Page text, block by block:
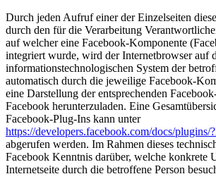
Durch jeden Aufruf einer der Einzelseiten
durch den für die Verarbeitung
auf welcher eine Facebook-Komponente
integriert wurde, wird der Internetbrowser auf
informationstechnologischen System der
automatisch durch die jeweilige Facebook-
eine Darstellung der entsprechenden
Facebook herunterzuladen. Eine
Facebook-Plug-Ins kann unter
https://developers.facebook.com/docs/plugins/
abgerufen werden. Im Rahmen dieses
Facebook Kenntnis darüber, welche konkrete
Internetseite durch die betroffene Person